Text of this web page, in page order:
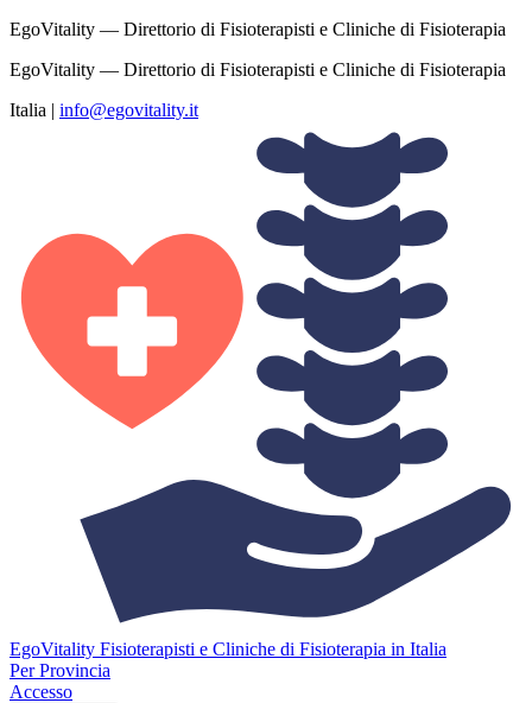
EgoVitality — Direttorio di Fisioterapisti e Cliniche di Fisioterapia
EgoVitality — Direttorio di Fisioterapisti e Cliniche di Fisioterapia
Italia | info@egovitality.it
EgoVitality Fisioterapisti e Cliniche di Fisioterapia in Italia
Per Provincia
Accesso